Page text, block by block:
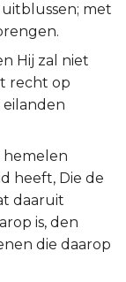
met
Hij zal niet
recht op
eilanden
hemelen
heeft, Die de
daaruit
is, den
die daarop